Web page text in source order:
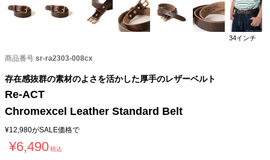
34インチ
商品番号 sr-ra2303-008cx
存在感抜群の素材のよさを活かした厚手のレザーベルト
Re-ACT
Chromexcel Leather Standard Belt
¥12,980がSALE価格で
¥6,490税込